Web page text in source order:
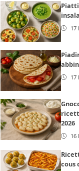
Piatti
17
17
2026
16
cous